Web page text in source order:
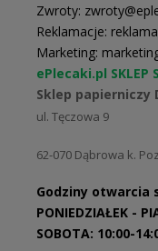
Zwroty:
Reklamacje:
Marketing:
ePlecaki.pl SKLEP
Sklep papierniczy
ul. Tęczowa 9
62-070 Dąbrowa k.
Godziny otwarcia
PONIEDZIAŁEK -
SOBOTA: 10:00-